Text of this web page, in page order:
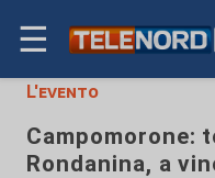
☰
L'evento
Campomorone:
Rondanina, a